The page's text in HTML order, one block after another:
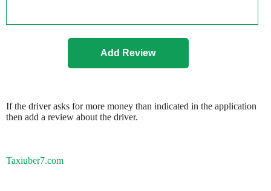
If the driver asks for more money than indicated in the application
then add a review about the driver.
Taxiuber7.com